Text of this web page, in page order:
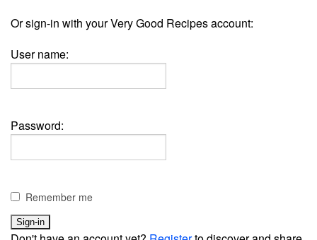
Or sign-in with your Very Good Recipes account:
User name:
Password:
Remember me